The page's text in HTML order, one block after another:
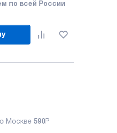
по всей России
Москве 590Р